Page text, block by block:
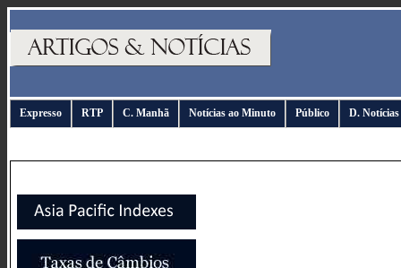
Expresso RTP C. Manhã Notícias ao Minuto Público D. Notícias